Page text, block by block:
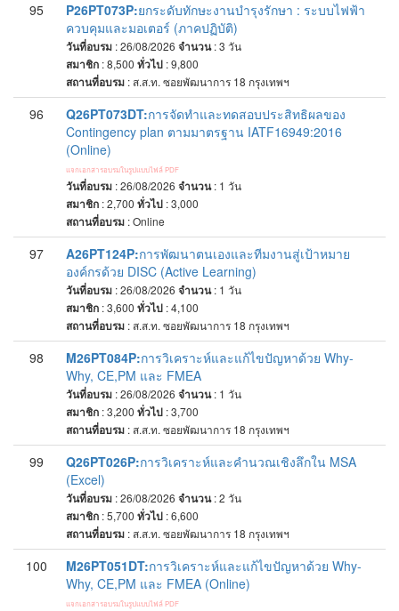
95 P26PT073P:ยกระดับทักษะงานบำรุงรักษา : ระบบไฟฟ้า
ควบคุมและมอเตอร์ (ภาคปฏิบัติ)
วันที่อบรม : 26/08/2026 จำนวน: 3 วัน
สมาชิก : 8,500 ทั่วไป : 9,800
สถานที่อบรม : ส.ส.ท. ซอยพัฒนาการ 18 กรุงเทพฯ
96 Q26PT073DT:การจัดทำและทดสอบประสิทธิผลของ
Contingency plan ตามมาตรฐาน IATF16949:2016
(Online)
แจกเอกสารอบรมในรูปแบบไฟล์ PDF
วันที่อบรม : 26/08/2026 จำนวน: 1 วัน
สมาชิก : 2,700 ทั่วไป : 3,000
สถานที่อบรม :Online
97 A26PT124P:การพัฒนาตนเองและทีมงานสู่เป้าหมาย
องค์กรด้วย DISC (Active Learning)
วันที่อบรม : 26/08/2026 จำนวน: 1 วัน
สมาชิก : 3,600 ทั่วไป : 4,100
สถานที่อบรม : ส.ส.ท. ซอยพัฒนาการ 18 กรุงเทพฯ
98 M26PT084P:การวิเคราะห์และแก้ไขปัญหาด้วย Why-
Why, CE,PM และ FMEA
วันที่อบรม : 26/08/2026 จำนวน: 1 วัน
สมาชิก : 3,200 ทั่วไป : 3,700
สถานที่อบรม : ส.ส.ท. ซอยพัฒนาการ 18 กรุงเทพฯ
99 Q26PT026P:การวิเคราะห์และคำนวณเชิงลึกใน MSA
(Excel)
วันที่อบรม : 26/08/2026 จำนวน: 2 วัน
สมาชิก : 5,700 ทั่วไป : 6,600
สถานที่อบรม : ส.ส.ท. ซอยพัฒนาการ 18 กรุงเทพฯ
100 M26PT051DT:การวิเคราะห์และแก้ไขปัญหาด้วย Why-
Why, CE,PM และ FMEA (Online)
แจกเอกสารอบรมในรูปแบบไฟล์ PDF